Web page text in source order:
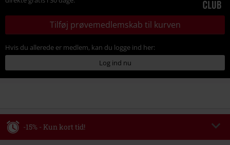
Tilføj prøvemedlemskab til kurven
Hvis du allerede er medlem, kan du logge ind her:
Log ind nu
-15% - Kun kort tid!